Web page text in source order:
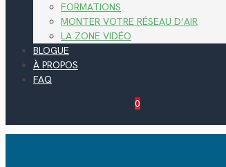
FORMATIONS
MONTER VOTRE RÉSEAU D’AIR
LA ZONE VIDÉO
BLOGUE
À PROPOS
FAQ
0